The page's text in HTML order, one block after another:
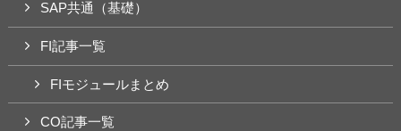
SAP共通（基礎）
FI記事一覧
FIモジュールまとめ
CO記事一覧